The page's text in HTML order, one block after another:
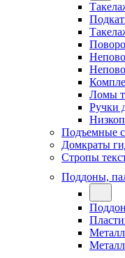
Ломы
Ручки
Подъемные
Домкраты
Стропы
Поддоны,